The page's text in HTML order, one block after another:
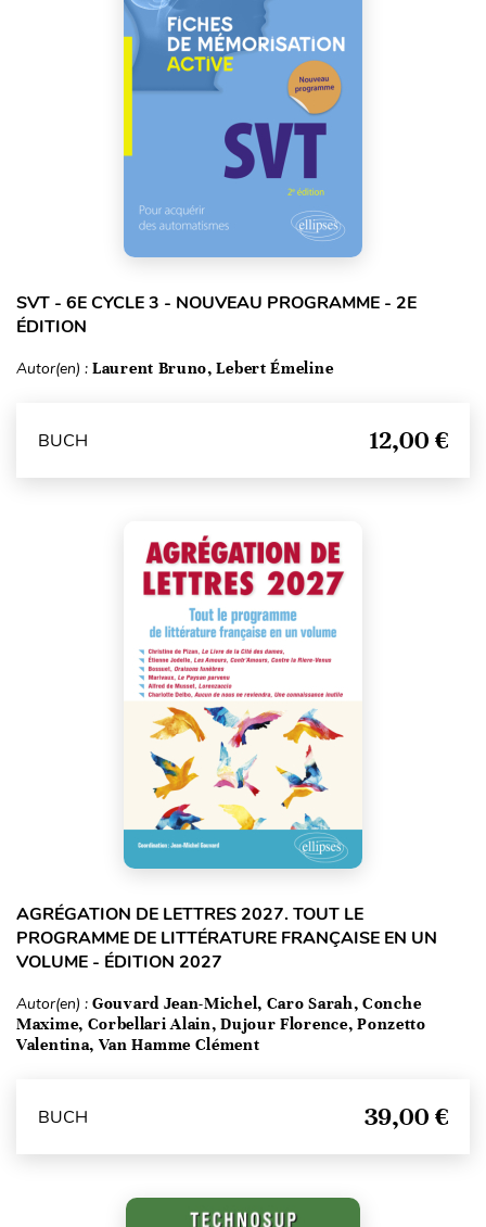
SVT - 6E CYCLE 3 - NOUVEAU PROGRAMME - 2E
ÉDITION
Autor(en) : Laurent Bruno, Lebert Émeline
BUCH 12,00 €
AGRÉGATION DE LETTRES 2027. TOUT LE
PROGRAMME DE LITTÉRATURE FRANÇAISE EN UN
VOLUME - ÉDITION 2027
Autor(en) : Gouvard Jean-Michel, Caro Sarah, Conche
Maxime, Corbellari Alain, Dujour Florence, Ponzetto
Valentina, Van Hamme Clément
BUCH 39,00 €